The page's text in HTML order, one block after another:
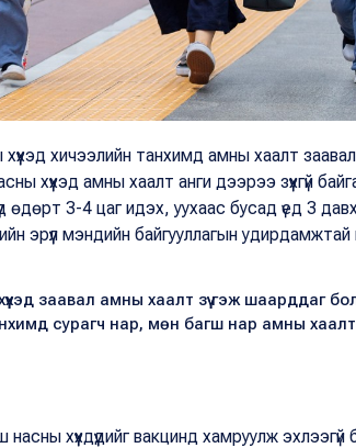
хичээлийн танхимд амны хаалт заавал
хүүхэд амны хаалт анги дээрээ зүүхгүй
өдөрт 3-4 цаг идэх, уухаас бусад үед 3
эрүүл мэндийн байгууллагын
заавал амны хаалт зүү гэж шаарддаг
сурагч нар, мөн багш нар амны хаалт
хүүхдүүдийг вакцинд хамруулж эхлээгүй